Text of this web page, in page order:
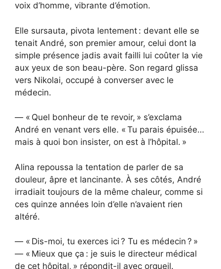
voix d’homme, vibrante d’émotion.
Elle sursauta, pivota lentement : devant elle se
tenait André, son premier amour, celui dont la
simple présence jadis avait failli lui coûter la vie
aux yeux de son beau-père. Son regard glissa
vers Nikolai, occupé à converser avec le
médecin.
— « Quel bonheur de te revoir, » s’exclama
André en venant vers elle. « Tu parais épuisée…
mais à quoi bon insister, on est à l’hôpital. »
Alina repoussa la tentation de parler de sa
douleur, âpre et lancinante. À ses côtés, André
irradiait toujours de la même chaleur, comme si
ces quinze années loin d’elle n’avaient rien
altéré.
— « Dis-moi, tu exerces ici ? Tu es médecin ? »
— « Mieux que ça : je suis le directeur médical
de cet hôpital, » répondit-il avec orgueil.